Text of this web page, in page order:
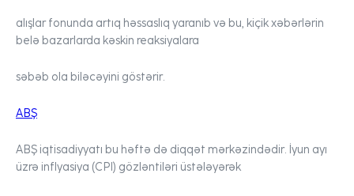
alışlar fonunda artıq həssaslıq yaranıb və bu, kiçik xəbərlərin
belə bazarlarda kəskin reaksiyalara
səbəb ola biləcəyini göstərir.
ABŞ
ABŞ iqtisadiyyatı bu həftə də diqqət mərkəzindədir. İyun ayı
üzrə inflyasiya (CPI) gözləntiləri üstələyərək